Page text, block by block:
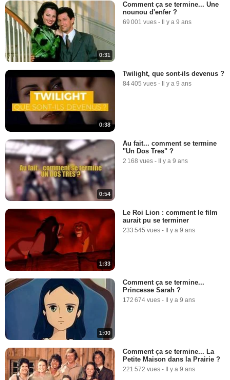
0:31
Comment ça se termine... Une
nounou d'enfer ?
69 001 vues - Il y a 9 ans
0:38
Twilight, que sont-ils devenus ?
84 405 vues - Il y a 9 ans
0:54
Au fait... comment se termine
"Un Dos Tres" ?
2 168 vues - Il y a 9 ans
1:33
Le Roi Lion : comment le film
aurait pu se terminer
233 545 vues - Il y a 9 ans
1:00
Comment ça se termine...
Princesse Sarah ?
172 674 vues - Il y a 9 ans
Comment ça se termine... La
Petite Maison dans la Prairie ?
221 572 vues - Il y a 9 ans